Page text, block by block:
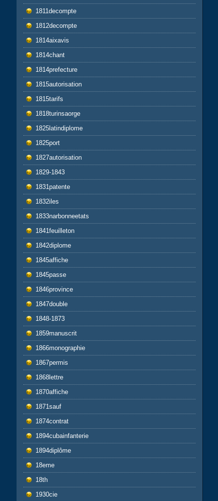
1811decompte
1812decompte
1814aixavis
1814chant
1814prefecture
1815autorisation
1815tarifs
1818turinsaorge
1825latindiplome
1825port
1827autorisation
1829-1843
1831patente
1832iles
1833narbonneetats
1841feuilleton
1842diplome
1845affiche
1845passe
1846province
1847double
1848-1873
1859manuscrit
1866monographie
1867permis
1868lettre
1870affiche
1871sauf
1874contrat
1894cubainfanterie
1894diplôme
18eme
18th
1930cie